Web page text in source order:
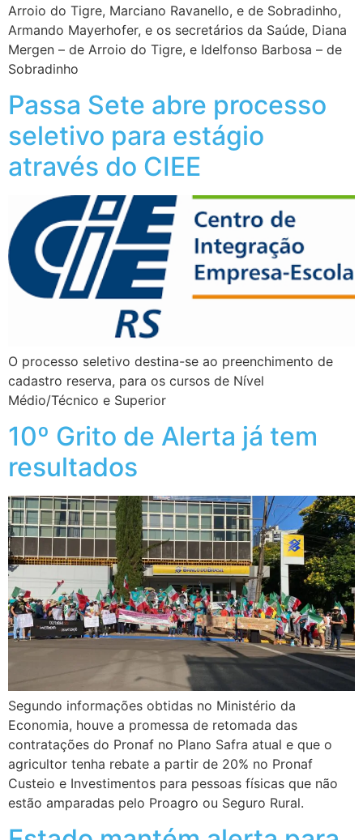
Arroio do Tigre, Marciano Ravanello, e de Sobradinho,
Armando Mayerhofer, e os secretários da Saúde, Diana
Mergen – de Arroio do Tigre, e Idelfonso Barbosa – de
Sobradinho
Passa Sete abre processo
seletivo para estágio
através do CIEE
O processo seletivo destina-se ao preenchimento de
cadastro reserva, para os cursos de Nível
Médio/Técnico e Superior
10º Grito de Alerta já tem
resultados
Segundo informações obtidas no Ministério da
Economia, houve a promessa de retomada das
contratações do Pronaf no Plano Safra atual e que o
agricultor tenha rebate a partir de 20% no Pronaf
Custeio e Investimentos para pessoas físicas que não
estão amparadas pelo Proagro ou Seguro Rural.